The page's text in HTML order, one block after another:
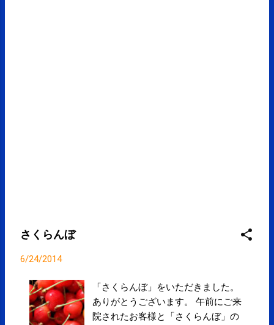
さくらんぼ
6/24/2014
「さくらんぼ」をいただきました。
ありがとうございます。 午前にご来
院されたお客様と「さくらんぼ」の